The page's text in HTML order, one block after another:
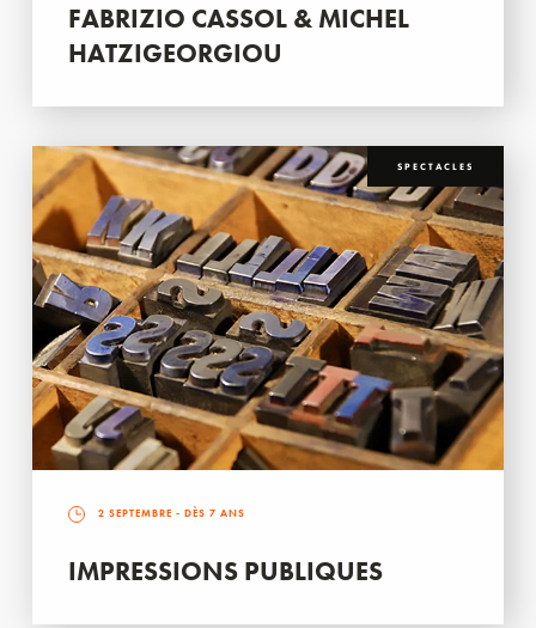
FABRIZIO CASSOL & MICHEL
HATZIGEORGIOU
SPECTACLES
2 SEPTEMBRE - DÈS 7 ANS
IMPRESSIONS PUBLIQUES